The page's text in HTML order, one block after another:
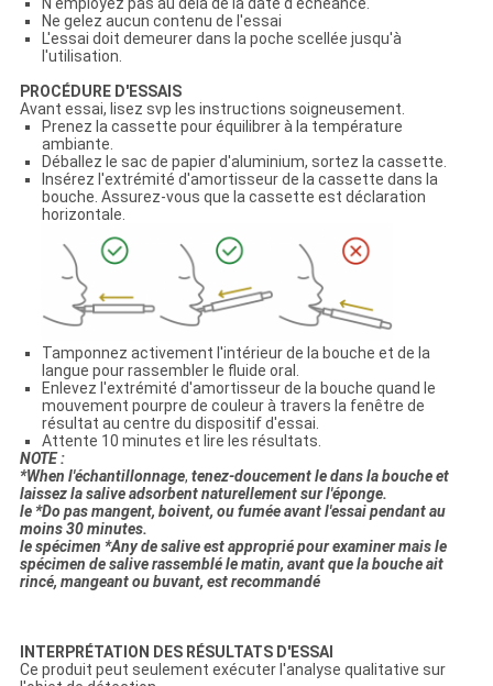
N'employez pas au delà de la date d'échéance.
Ne gelez aucun contenu de l'essai
L'essai doit demeurer dans la poche scellée jusqu'à
l'utilisation.
PROCÉDURE D'ESSAIS
Avant essai, lisez svp les instructions soigneusement.
Prenez la cassette pour équilibrer à la température
ambiante.
Déballez le sac de papier d'aluminium, sortez la cassette.
Insérez l'extrémité d'amortisseur de la cassette dans la
bouche. Assurez-vous que la cassette est déclaration
horizontale.
Tamponnez activement l'intérieur de la bouche et de la
langue pour rassembler le fluide oral.
Enlevez l'extrémité d'amortisseur de la bouche quand le
mouvement pourpre de couleur à travers la fenêtre de
résultat au centre du dispositif d'essai.
Attente 10 minutes et lire les résultats.
NOTE :
*When l'échantillonnage, tenez-doucement le dans la bouche et
laissez la salive adsorbent naturellement sur l'éponge.
le *Do pas mangent, boivent, ou fumée avant l'essai pendant au
moins 30 minutes.
le spécimen *Any de salive est approprié pour examiner mais le
spécimen de salive rassemblé le matin, avant que la bouche ait
rincé, mangeant ou buvant, est recommandé
INTERPRÉTATION DES RÉSULTATS D'ESSAI
Ce produit peut seulement exécuter l'analyse qualitative sur